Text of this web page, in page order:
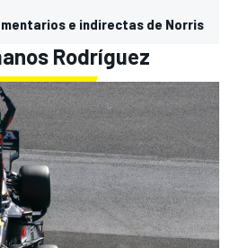
e indirectas de Norris
Rodríguez